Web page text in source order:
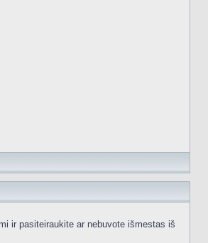
ir pasiteiraukite ar nebuvote išmestas iš